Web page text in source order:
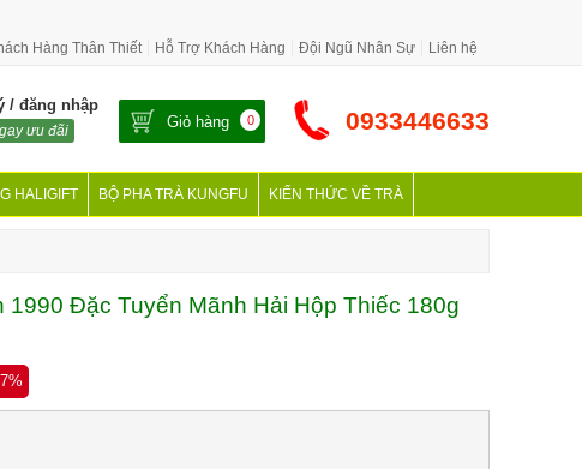
Hàng Thân Thiết Hỗ Trợ Khách Hàng Đội Ngũ Nhân Sự Liên hệ
/ đăng nhập
ưu đãi Giỏ hàng 0 0933446633
HALIGIFT BỘ PHA TRÀ KUNGFU KIẾN THỨC VỀ TRÀ
1990 Đặc Tuyển Mãnh Hải Hộp Thiếc 180g